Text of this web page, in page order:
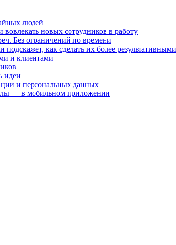
людей
новых сотрудников в работу
Без ограничений по времени
как сделать их более результативными
и клиентами
идеи
и персональных данных
— в мобильном приложении